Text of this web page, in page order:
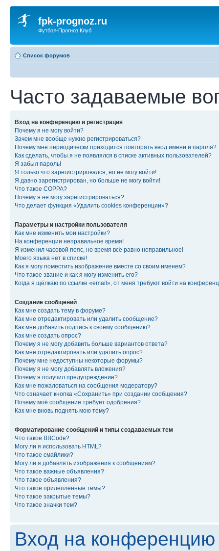
fpk-prognoz.ru
Футбол-Прогноз Клуб
Список форумов
Часто задаваемые
Вход на конференцию и регистрация
Почему я не могу войти?
Зачем мне вообще нужно регистрироваться?
Почему мне периодически приходится повторять ввод имени и пароля?
Как сделать, чтобы я не появлялся в списке активных пользователей?
Я забыл пароль!
Я только что зарегистрировался, но не могу войти!
Я давно зарегистрирован, но больше не могу войти!
Что такое COPPA?
Почему я не могу зарегистрироваться?
Что делает функция «Удалить cookies конференции»?
Параметры и настройки пользователя
Как мне изменить мои настройки?
На конференции неправильное время!
Я изменил часовой пояс, но время всё равно неправильное!
Моего языка нет в списке!
Как я могу поместить изображение вместе со своим именем?
Что такое звание и как я могу изменить его?
Когда я щёлкаю по ссылке «email», от меня требуют войти на
Создание сообщений
Как мне создать тему в форуме?
Как мне отредактировать или удалить сообщение?
Как мне добавить подпись к своему сообщению?
Как мне создать опрос?
Почему я не могу добавить больше вариантов ответа?
Как мне отредактировать или удалить опрос?
Почему мне недоступны некоторые форумы?
Почему я не могу добавлять вложения?
Почему я получил предупреждение?
Как мне пожаловаться на сообщения модератору?
Что означает кнопка «Сохранить» при создании сообщения?
Почему моё сообщение требует одобрения?
Как мне вновь поднять мою тему?
Форматирование сообщений и типы создаваемых тем
Что такое BBCode?
Могу ли я использовать HTML?
Что такое смайлики?
Могу ли я добавлять изображения к сообщениям?
Что такое важные объявления?
Что такое объявления?
Что такое прилепленные темы?
Что такое закрытые темы?
Что такое значки тем?
Вход на конференцию